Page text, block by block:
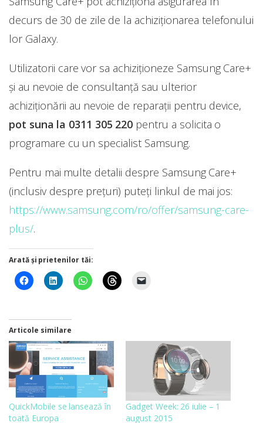
decurs de 30 de zile de la achiziționarea telefonului
lor Galaxy.
Utilizatorii care vor sa achiziționeze Samsung Care+
și au nevoie de consultanță sau ulterior
achiziționării au nevoie de reparații pentru device,
pot suna la 0311 305 220 pentru a solicita o
programare cu un specialist Samsung.
Pentru mai multe detalii despre Samsung Care+
(inclusiv despre prețuri) puteți linkul de mai jos:
https://www.samsung.com/ro/offer/samsung-care-
plus/.
Arată și prietenilor tăi:
Articole similare
QuickMobile se lansează în
toată Europa
Gadget Week: 26 iulie – 1
august 2015